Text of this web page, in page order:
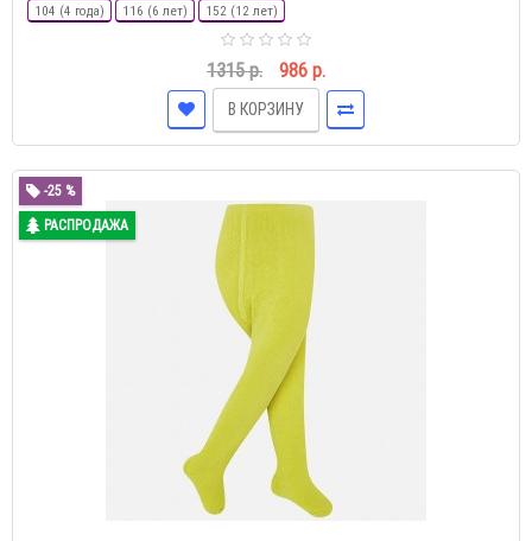
104 (4 года) 116 (6 лет) 152 (12 лет)
1315 р. 986 р.
В КОРЗИНУ
-25 %
РАСПРОДАЖА